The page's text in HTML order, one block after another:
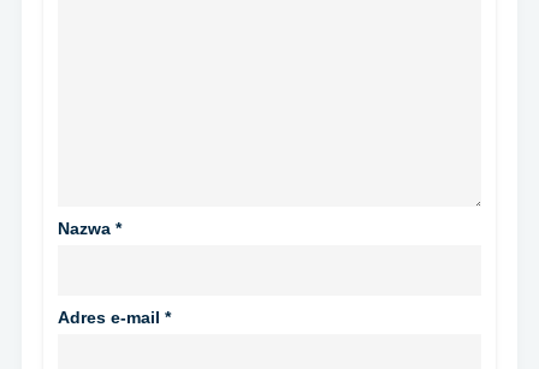
Nazwa *
Adres e-mail *